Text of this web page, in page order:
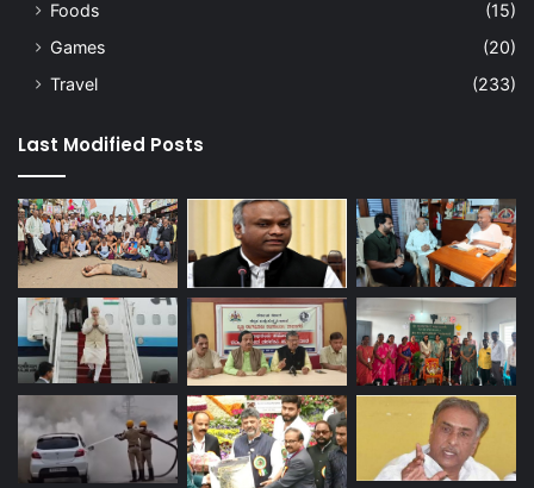
Foods
(15)
Games
(20)
Travel
(233)
Last Modified Posts